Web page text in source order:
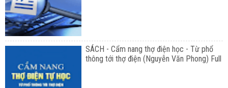
SÁCH - Cẩm nang thợ điện học - Từ phổ
thông tới thợ điện (Nguyễn Văn Phong) Full